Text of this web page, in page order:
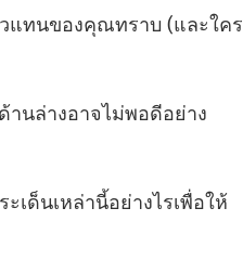
แทนของคุณทราบ (และใคร
านล่างอาจไม่พอดีอย่าง
เด็นเหล่านี้อย่างไรเพื่อให้